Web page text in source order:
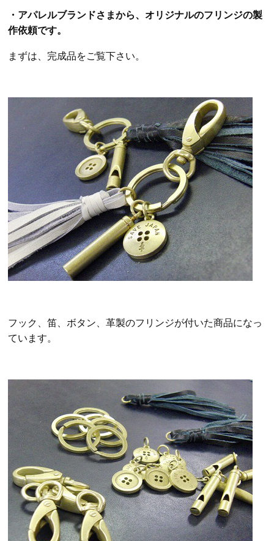
・アパレルブランドさまから、オリジナルのフリンジの製
作依頼です。
まずは、完成品をご覧下さい。
フック、笛、ボタン、革製のフリンジが付いた商品になっ
ています。